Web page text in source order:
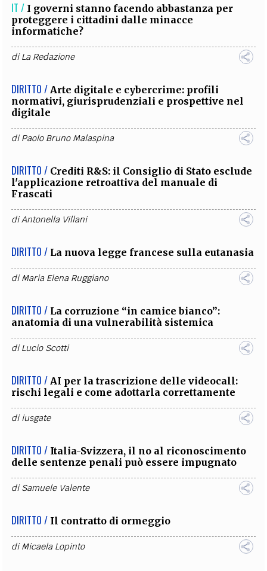
IT / I governi stanno facendo abbastanza per
proteggere i cittadini dalle minacce
informatiche?
diLa Redazione
DIRITTO / Arte digitale e cybercrime: profili
normativi, giurisprudenziali e prospettive nel
digitale
diPaolo Bruno Malaspina
DIRITTO / Crediti R&S: il Consiglio di Stato esclude
l'applicazione retroattiva del manuale di
Frascati
diAntonella Villani
DIRITTO / La nuova legge francese sulla eutanasia
diMaria Elena Ruggiano
DIRITTO / La corruzione “in camice bianco”:
anatomia di una vulnerabilità sistemica
diLucio Scotti
DIRITTO / AI per la trascrizione delle videocall:
rischi legali e come adottarla correttamente
diiusgate
DIRITTO / Italia-Svizzera, il no al riconoscimento
delle sentenze penali può essere impugnato
diSamuele Valente
DIRITTO / Il contratto di ormeggio
diMicaela Lopinto